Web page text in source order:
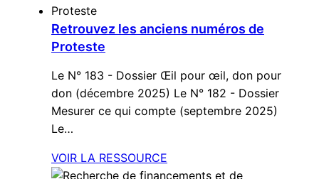
Proteste
Retrouvez les anciens numéros de
Proteste
Le N° 183 - Dossier Œil pour œil, don pour
don (décembre 2025) Le N° 182 - Dossier
Mesurer ce qui compte (septembre 2025)
Le…
VOIR LA RESSOURCE